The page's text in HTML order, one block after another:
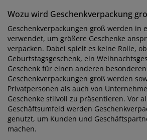
Wozu wird Geschenkverpackung
Geschenkverpackungen groß werden in
verwendet, um größere Geschenke
verpacken. Dabei spielt es keine Rolle,
Geburtstagsgeschenk, ein
Geschenk für einen anderen
Geschenkverpackungen groß werden
Privatpersonen als auch von
Geschenke stilvoll zu präsentieren. Vor
Geschäftsumfeld werden
genutzt, um Kunden und
machen.